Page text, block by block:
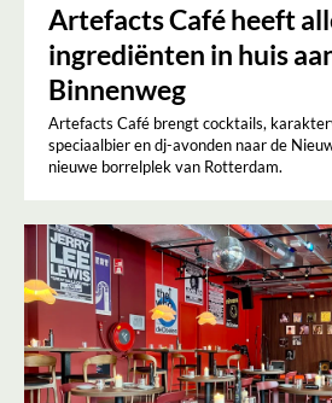
Artefacts Café heeft
ingrediënten in huis
Binnenweg
Artefacts Café brengt cocktails,
speciaalbier en dj-avonden naar de
nieuwe borrelplek van Rotterdam.